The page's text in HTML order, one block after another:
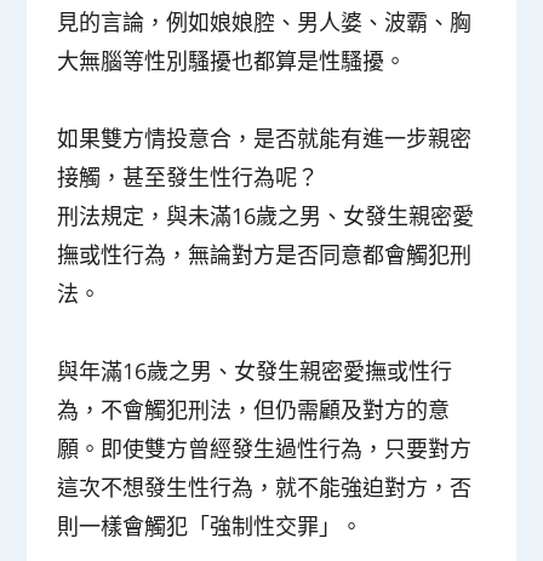
見的言論，例如娘娘腔、男人婆、波霸、胸
大無腦等性別騷擾也都算是性騷擾。
如果雙方情投意合，是否就能有進一步親密
接觸，甚至發生性行為呢？
刑法規定，與未滿16歲之男、女發生親密愛
撫或性行為，無論對方是否同意都會觸犯刑
法。
與年滿16歲之男、女發生親密愛撫或性行
為，不會觸犯刑法，但仍需顧及對方的意
願。即使雙方曾經發生過性行為，只要對方
這次不想發生性行為，就不能強迫對方，否
則一樣會觸犯「強制性交罪」。